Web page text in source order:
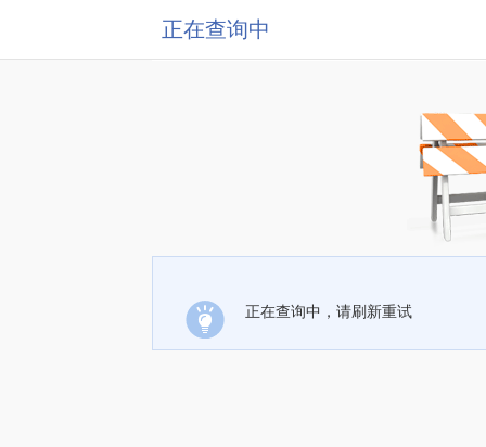
正在查询中
正在查询中，请刷新重试